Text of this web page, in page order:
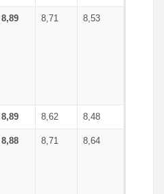
8,89 8,71 8,53
8,89 8,62 8,48
8,88 8,71 8,64